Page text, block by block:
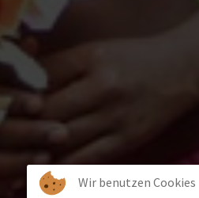
Wir benutzen Cookies